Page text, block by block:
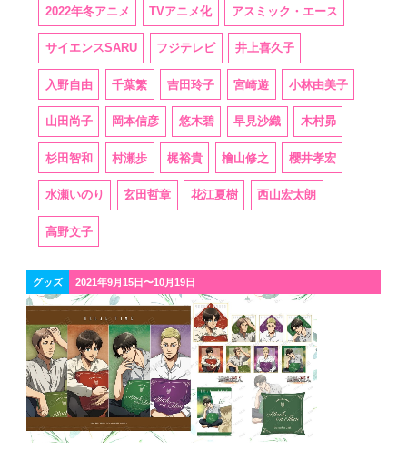
2022年冬アニメ TVアニメ化 アスミック・エース
サイエンスSARU フジテレビ 井上喜久子
入野自由 千葉繁 吉田玲子 宮崎遊 小林由美子
山田尚子 岡本信彦 悠木碧 早見沙織 木村昴
杉田智和 村瀬歩 梶裕貴 檜山修之 櫻井孝宏
水瀬いのり 玄田哲章 花江夏樹 西山宏太朗
高野文子
グッズ 2021年9月15日〜10月19日